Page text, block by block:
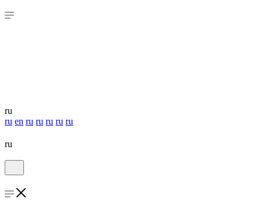
ru
ru en ru ru ru ru ru
ru